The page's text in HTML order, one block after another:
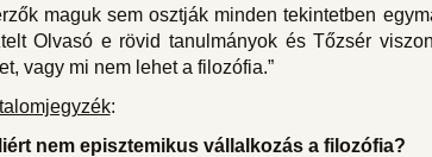
maguk sem osztják minden tekintetben
Olvasó e rövid tanulmányok és Tőzsér
vagy mi nem lehet a filozófia.”
:
nem episztemikus vállalkozás a filozófia?